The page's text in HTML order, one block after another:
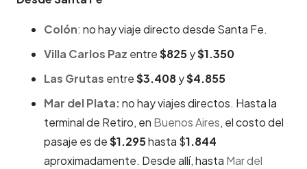
Colón: no hay viaje directo desde Santa Fe.
Villa Carlos Paz entre$825y$1.350
Las Grutas entre$3.408y$4.855
Mar del Plata:no hay viajes directos. Hasta la
terminal de Retiro, en Buenos Aires, el costo del
pasaje es de$1.295hasta $1.844
aproximadamente. Desde allí, hasta Mar del